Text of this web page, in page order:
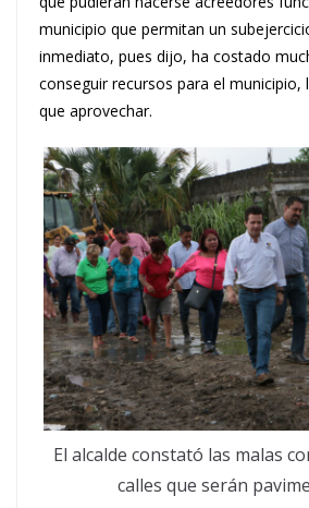
municipio que permitan un
inmediato, pues dijo, ha costado
conseguir recursos para el municipio,
que aprovechar.
El alcalde constató las malas
calles que serán